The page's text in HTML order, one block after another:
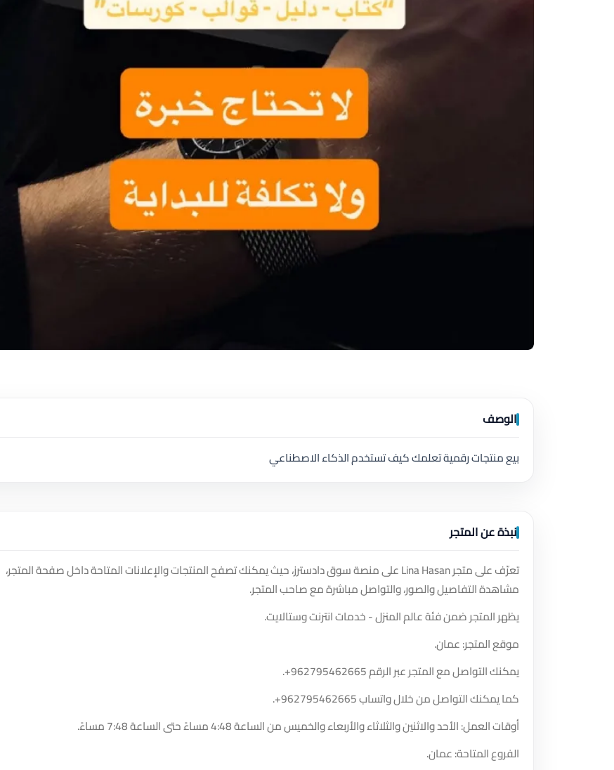
الوصف
بيع منتجات رقمية تعلمك كيف تستخدم الذكاء الاصطناعي
نبذة عن المتجر
تعرّف على متجر Lina Hasan على منصة سوق دادسترز، حيث يمكنك تصفح المنتجات والإعلانات المتاحة داخل صفحة المتجر،
مشاهدة التفاصيل والصور، والتواصل مباشرة مع صاحب المتجر.
يظهر المتجر ضمن فئة عالم المنزل - خدمات انترنت وستالايت.
موقع المتجر: عمان.
يمكنك التواصل مع المتجر عبر الرقم+962795462665
.
كما يمكنك التواصل من خلال واتساب+962795462665
.
أوقات العمل: الأحد والاثنين والثلاثاء والأربعاء والخميس من الساعة 4:48 مساءً حتى الساعة 7:48 مساءً.
الفروع المتاحة: عمان.